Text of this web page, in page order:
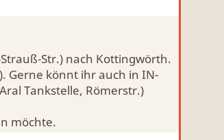
Str.) nach Kottingwörth.
Gerne könnt ihr auch in IN-
Tankstelle, Römerstr.)
möchte.